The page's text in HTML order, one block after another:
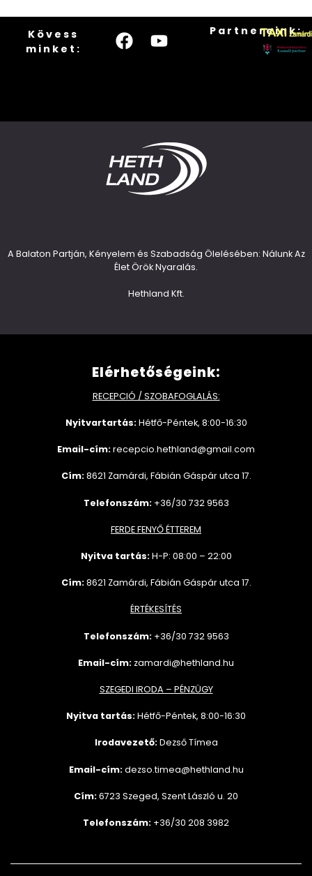
Kövess
minket:
Partnereink:
A Balaton Partján, Kényelem és Szabadság Ölelésében: Nálunk Az
Élet Örök Nyaralás.
Hethland Kft.
Elérhetőségeink:
RECEPCIÓ / SZOBAFOGLALÁS:
Nyitvartartás:Hétfő-Péntek, 8:00-16:30
Email-cím:recepcio.hethland@gmail.com
Cím:8621 Zamárdi, Fábián Gáspár utca 17.
Telefonszám: +36/30 732 9563
FERDE FENYŐ ÉTTEREM
Nyitva tartás:H-P: 08:00 – 22:00
Cím:8621 Zamárdi, Fábián Gáspár utca 17.
ÉRTÉKESÍTÉS
Telefonszám: +36/30 7329563
Email-cím: zamardi@hethland.hu
SZEGEDI IRODA – PÉNZÜGY
Nyitva tartás:Hétfő-Péntek, 8:00-16:30
Irodavezető:Dezső Tímea
Email-cím: dezso.timea@hethland.hu
Cím:6723 Szeged, Szent László u. 20
Telefonszám: +36/30 208 3982